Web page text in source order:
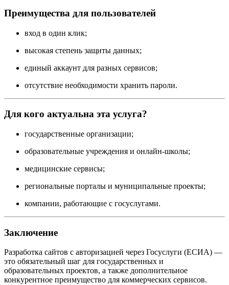
Преимущества для пользователей
вход в один клик;
высокая степень защиты данных;
единый аккаунт для разных сервисов;
отсутствие необходимости хранить пароли.
Для кого актуальна эта услуга?
государственные организации;
образовательные учреждения и онлайн-школы;
медицинские сервисы;
региональные порталы и муниципальные проекты;
компании, работающие с госуслугами.
Заключение
Разработка сайтов с авторизацией через Госуслуги (ЕСИА) —
это обязательный шаг для государственных и
образовательных проектов, а также дополнительное
конкурентное преимущество для коммерческих сервисов.